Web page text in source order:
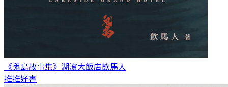
《鬼島故事集》湖濱大飯店飲馬人
推推好書